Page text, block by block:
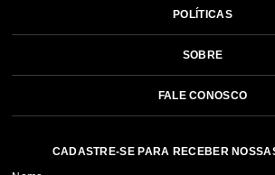
POLÍTICAS
SOBRE
FALE CONOSCO
CADASTRE-SE PARA RECEBER